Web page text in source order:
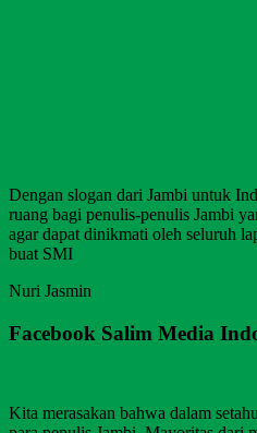
Dengan slogan dari Jambi untuk
ruang bagi penulis-penulis Jambi
agar dapat dinikmati oleh seluruh
buat SMI
Nuri Jasmin
Facebook Salim Media
Kita merasakan bahwa dalam